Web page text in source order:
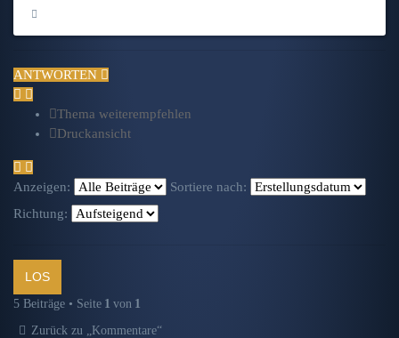
ANTWORTEN
Thema weiterempfehlen
Druckansicht
Anzeigen:
Sortiere nach:
Richtung:
5 Beiträge • Seite 1 von 1
Zurück zu „Kommentare“